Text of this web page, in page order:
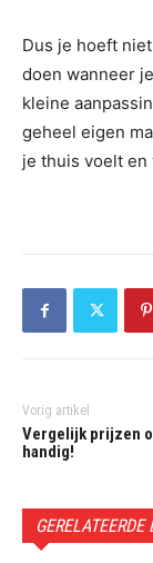
Dus je hoeft
doen wanneer
kleine
geheel eigen
je thuis voelt en
Vorig artikel
Vergelijk prijzen
handig!